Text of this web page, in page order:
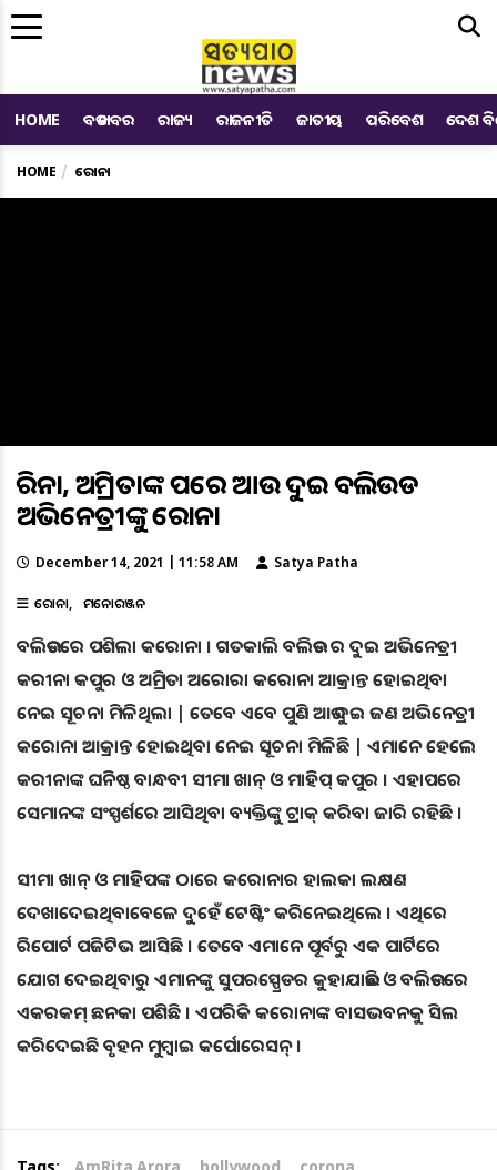
HOME ବଡ ଖବର ରାଜ୍ୟ ରାଜନୀତି ଜାତୀୟ ପରିବେଶ ଦେଶ
HOME କରୋନା
କରିନା, ଅମ୍ରିତାଙ୍କ ପରେ ଆଉ ଦୁଇ ବଲିଉଡ
ଅଭିନେତ୍ରୀଙ୍କୁ କରୋନା
December 14, 2021 | 11:58 AM Satya Patha
କରୋନା ମନୋରଞ୍ଜନ
ବଲିଉଡରେ ପଶିଲା କରୋନା । ଗତକାଲି ବଲିଉଡ ର ଦୁଇ ଅଭିନେତ୍ରୀ
କରୀନା କପୁର ଓ ଅମ୍ରିତା ଅରୋରା କରୋନା ଆକ୍ରାନ୍ତ ହୋଇଥିବା
ନେଇ ସୂଚନା ମିଳିଥିଲା | ତେବେ ଏବେ ପୁଣି ଆଉ ଦୁଇ ଜଣ ଅଭିନେତ୍ରୀ
କରୋନା ଆକ୍ରାନ୍ତ ହୋଇଥିବା ନେଇ ସୂଚନା ମିଳିଛି | ଏମାନେ ହେଲେ
କରୀନାଙ୍କ ଘନିଷ୍ଠ ବାନ୍ଧବୀ ସୀମା ଖାନ୍ ଓ ମାହିପ୍ କପୁର । ଏହାପରେ
ସେମାନଙ୍କ ସଂସ୍ପର୍ଶରେ ଆସିଥିବା ବ୍ୟକ୍ତିଙ୍କୁ ଟ୍ରାକ୍ କରିବା ଜାରି ରହିଛି ।
ସୀମା ଖାନ୍ ଓ ମାହିପଙ୍କ ଠାରେ କରୋନାର ହାଲକା ଲକ୍ଷଣ
ଦେଖାଦେଇଥିବାବେଳେ ଦୁହେଁ ଟେଷ୍ଟିଂ କରିନେଇଥିଲେ । ଏଥିରେ
ରିପୋର୍ଟ ପଜିଟିଭ ଆସିଛି । ତେବେ ଏମାନେ ପୂର୍ବରୁ ଏକ ପାର୍ଟିରେ
ଯୋଗ ଦେଇଥିବାରୁ ଏମାନଙ୍କୁ ସୁପରସ୍ପ୍ରେଡର କୁହାଯାଉଛି ଓ ବଲିଉଡରେ
ଏକରକମ୍ ଛନକା ପଶିଛି । ଏପରିକି କରୋନାଙ୍କ ବାସଭବନକୁ ସିଲ
କରିଦେଇଛି ବୃହନ ମୁମ୍ବାଇ କର୍ପୋରେସନ୍ ।